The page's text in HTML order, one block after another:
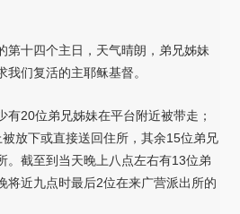
第十四个主日，天气晴朗，弟兄姊妹
们复活的主耶稣基督。
有20位弟兄姊妹在平台附近被带走；
放下或直接送回住所，其余15位弟兄
。截至到当天晚上八点左右有13位弟
将近九点时最后2位在来广营派出所的